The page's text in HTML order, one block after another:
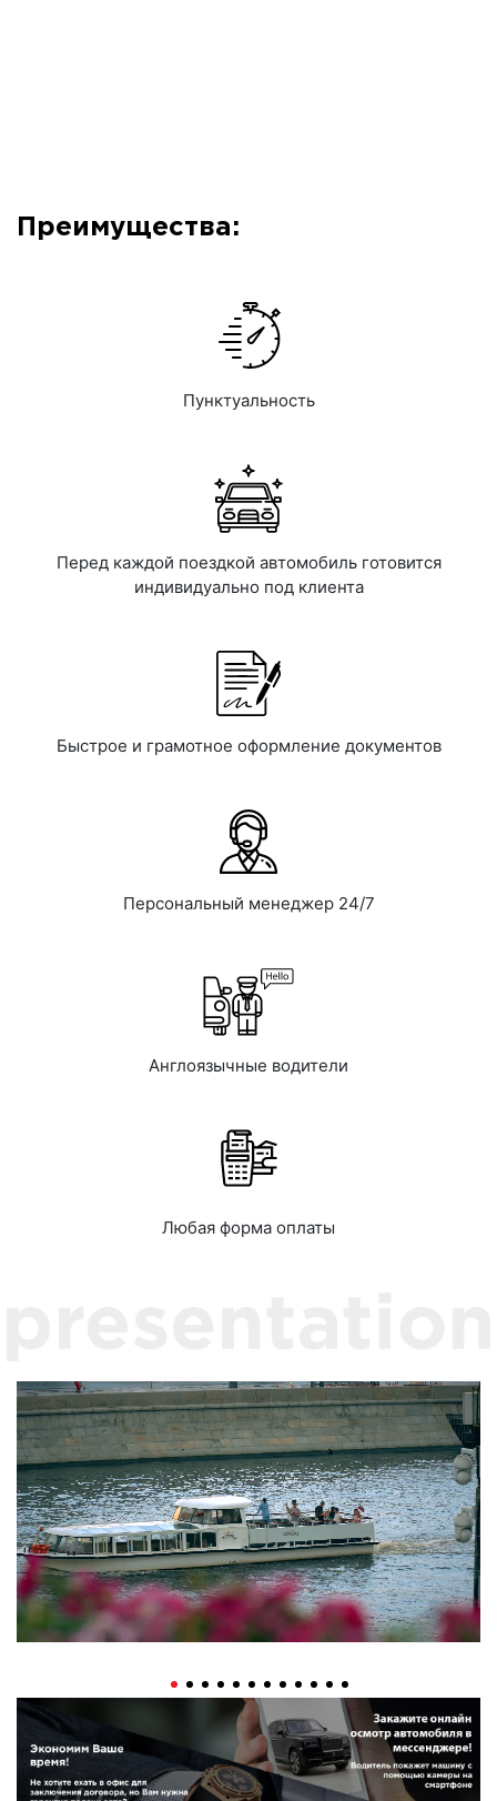
Преимущества:
Пунктуальность
Перед каждой поездкой автомобиль готовится
индивидуально под клиента
Быстрое и грамотное оформление документов
Персональный менеджер 24/7
Англоязычные водители
Любая форма оплаты